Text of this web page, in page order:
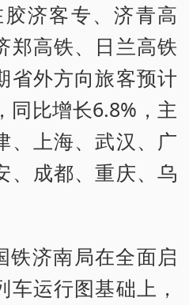
济客专、济青高
郑高铁、日兰高铁
省外方向旅客预计
同比增长6.8%，主
、上海、武汉、广
、成都、重庆、乌
铁济南局在全面启
运行图基础上，